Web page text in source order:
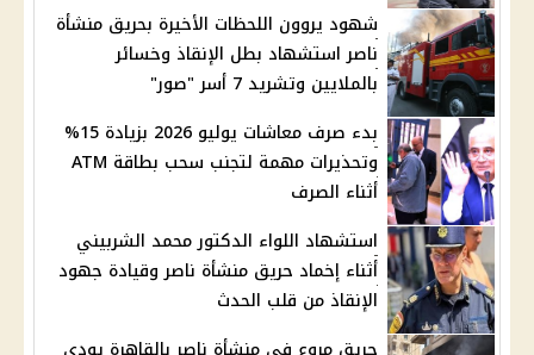
شهود يروون اللحظات الأخيرة بحريق منشأة
ناصر استشهاد بطل الإنقاذ وخسائر
بالملايين وتشريد 7 أسر "صور"
بدء صرف معاشات يوليو 2026 بزيادة 15%
وتحذيرات مهمة لتجنب سحب بطاقة ATM
أثناء الصرف
استشهاد اللواء الدكتور محمد الشربيني
أثناء إخماد حريق منشأة ناصر وقيادة جهود
الإنقاذ من قلب الحدث